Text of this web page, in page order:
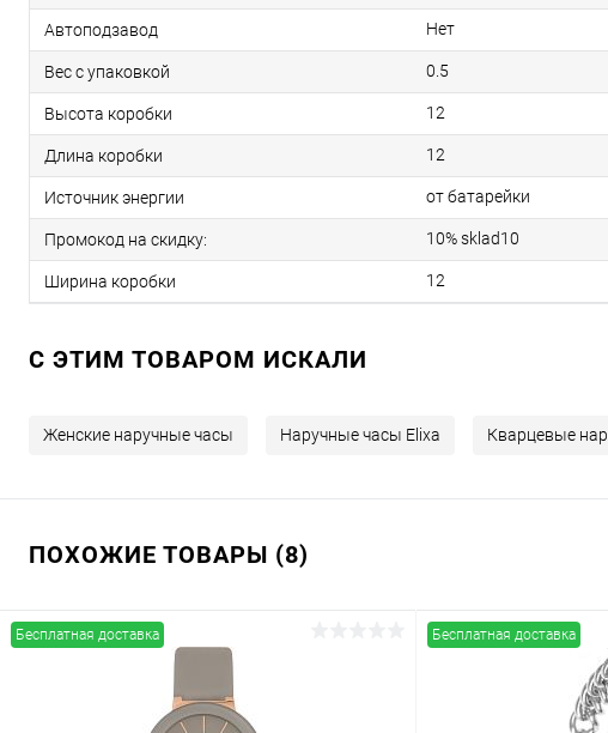
Автоподзавод Нет
Вес с упаковкой 0.5
Высота коробки 12
Длина коробки 12
Источник энергии от батарейки
Промокод на скидку: 10% sklad10
Ширина коробки 12
C ЭТИМ ТОВАРОМ ИСКАЛИ
Женские наручные часы Наручные часы Elixa Кварцевые
ПОХОЖИЕ ТОВАРЫ (8)
Бесплатная доставка Бесплатная доставка